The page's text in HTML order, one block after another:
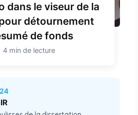
dans le viseur de la
détournement
de fonds
4 min de lecture